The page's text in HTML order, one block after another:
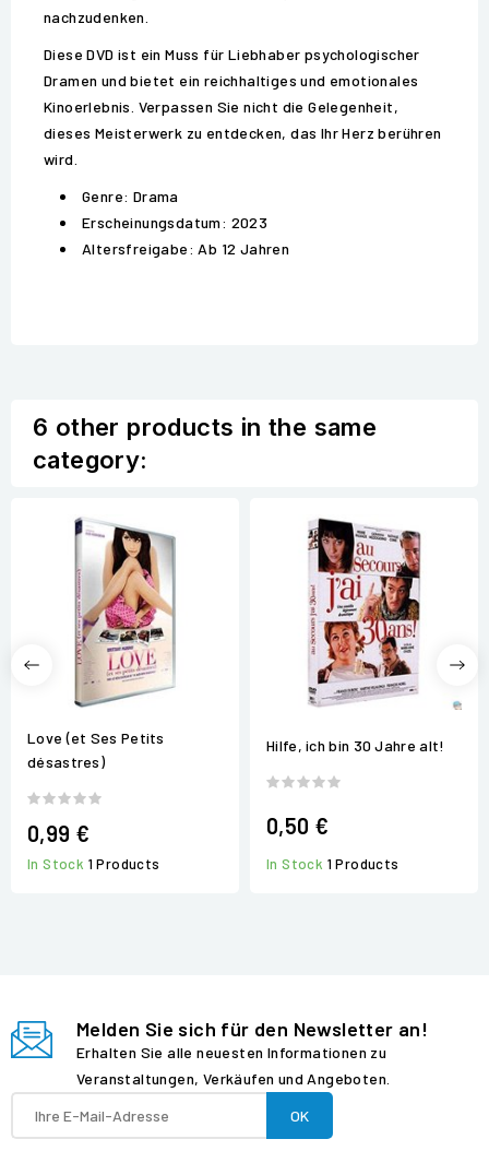
nachzudenken.
Diese DVD ist ein Muss für Liebhaber psychologischer
Dramen und bietet ein reichhaltiges und emotionales
Kinoerlebnis. Verpassen Sie nicht die Gelegenheit,
dieses Meisterwerk zu entdecken, das Ihr Herz berühren
wird.
Genre: Drama
Erscheinungsdatum: 2023
Altersfreigabe: Ab 12 Jahren
6 other products in the same
category:
Love (et Ses Petits
désastres)
0,99 €
In Stock 1 Products
Hilfe, ich bin 30 Jahre alt!
0,50 €
In Stock 1 Products
Melden Sie sich für den Newsletter an!
Erhalten Sie alle neuesten Informationen zu
Veranstaltungen, Verkäufen und Angeboten.